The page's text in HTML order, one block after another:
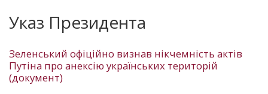
Указ Президента
Зеленський офіційно визнав нікчемність актів
Путіна про анексію українських територій
(документ)